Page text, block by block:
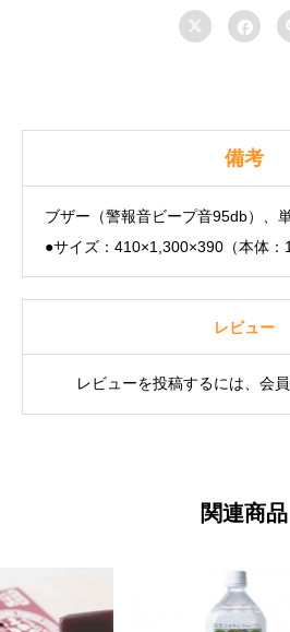
 
備考
ブザー（警報音ビープ音95db）、
●サイズ：410×1,300×390（本体：
レビュー
レビューを投稿するには、会
関連商品